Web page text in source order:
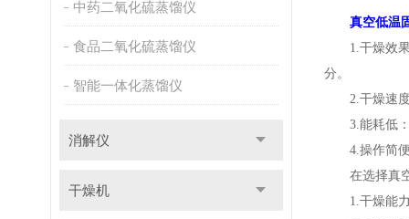
中药二氧化硫蒸馏仪
食品二氧化硫蒸馏仪
智能一体化蒸馏仪
消解仪
干燥机
真空低温
1.干燥效果
分。
2.干燥速度
3.能耗低：
4.操作简便
在选择真空
1.干燥能力